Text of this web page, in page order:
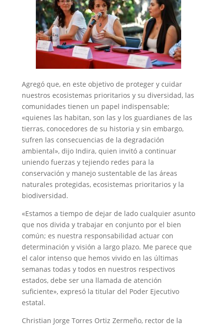
Agregó que, en este objetivo de proteger y cuidar
nuestros ecosistemas prioritarios y su diversidad, las
comunidades tienen un papel indispensable;
«quienes las habitan, son las y los guardianes de las
tierras, conocedores de su historia y sin embargo,
sufren las consecuencias de la degradación
ambiental», dijo Indira, quien invitó a continuar
uniendo fuerzas y tejiendo redes para la
conservación y manejo sustentable de las áreas
naturales protegidas, ecosistemas prioritarios y la
biodiversidad.
«Estamos a tiempo de dejar de lado cualquier asunto
que nos divida y trabajar en conjunto por el bien
común; es nuestra responsabilidad actuar con
determinación y visión a largo plazo. Me parece que
el calor intenso que hemos vivido en las últimas
semanas todas y todos en nuestros respectivos
estados, debe ser una llamada de atención
suficiente», expresó la titular del Poder Ejecutivo
estatal.
Christian Jorge Torres Ortiz Zermeño, rector de la